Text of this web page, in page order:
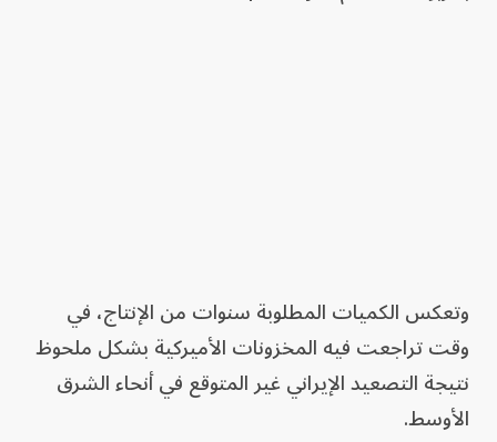
وتعكس الكميات المطلوبة سنوات من الإنتاج، في
وقت تراجعت فيه المخزونات الأميركية بشكل ملحوظ
نتيجة التصعيد الإيراني غير المتوقع في أنحاء الشرق
الأوسط.